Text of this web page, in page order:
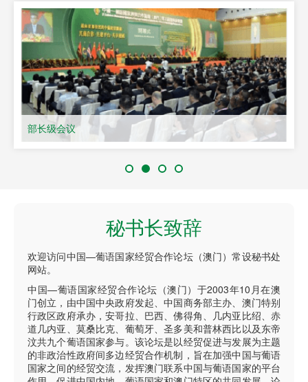
部长级会议
秘书长致辞
欢迎访问中国—葡语国家经贸合作论坛（澳门）常设秘书处
网站。
中国—葡语国家经贸合作论坛（澳门）于2003年10月在澳
门创立，由中国中央政府发起、中国商务部主办、澳门特别
行政区政府承办，安哥拉、巴西、佛得角、几内亚比绍、赤
道几内亚、莫桑比克、葡萄牙、圣多美和普林西比以及东帝
汶共九个葡语国家参与。该论坛是以经贸促进与发展为主题
的非政治性政府间多边经贸合作机制，旨在加强中国与葡语
国家之间的经贸交流，发挥澳门联系中国与葡语国家的平台